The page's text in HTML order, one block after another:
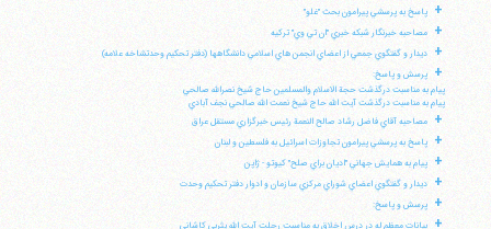
+ پاسخ به پرسشي پيرامون بحث "غلو"
+ مصاحبه خبرنگار شبكه خبري "ان تي وي" تركيه
+ ديدار و گفتگوي جمعي از اعضاي انجمن هاي اسلامي دانشگاهها (دفتر تحكيم وحدتشاخه علامه)
+
پرسش و پاسخ:
پيام به مناسبت درگذشت حجة الاسلام والمسلمين حاج شيخ نصرالله صالحي
پيام به مناسبت درگذشت آيت الله حاج شيخ نعمت الله صالحي نجف آبادي
+ مصاحبه آقاي فاضل رشاد صالح النعمة رئيس خبرگزاري مستقل عراق
+ پاسخ به پرسشي پيرامون تجاوزات اسرائيل به فلسطين و لبنان
+ پيام به همايش جهاني "اديان براي صلح" كيوتو - ژاپن
+ ديدار و گفتگوي اعضاي شوراي مركزي سازمان و ادوار دفتر تحكيم وحدت
+ پرسش و پاسخ:
+
بيانات معظم له در درس اخلاق به مناسبت رحلت آيت الله يثربي كاشاني